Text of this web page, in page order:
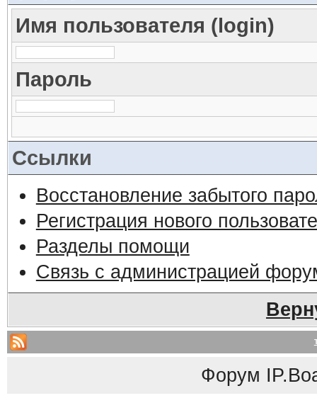
Имя пользователя (login)
Пароль
Ссылки
Восстановление забытого
Регистрация нового
Разделы помощи
Связь с администрацией
Форум